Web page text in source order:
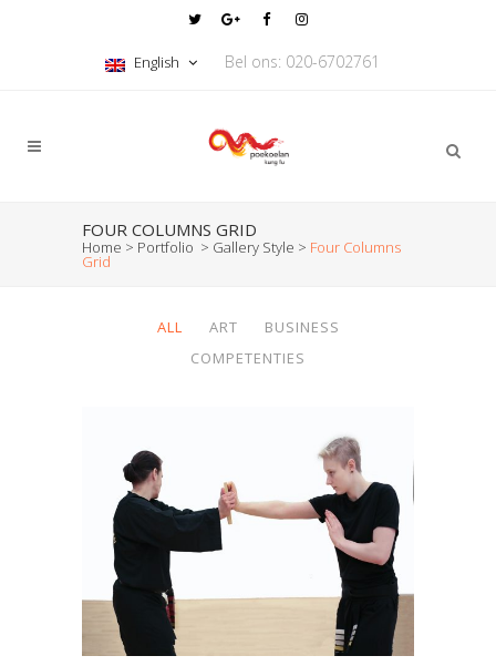
English Bel ons: 020-6702761
FOUR COLUMNS GRID
Home > Portfolio > Gallery Style > Four Columns
Grid
ALL ART
BUSINESS
COMPETENTIES